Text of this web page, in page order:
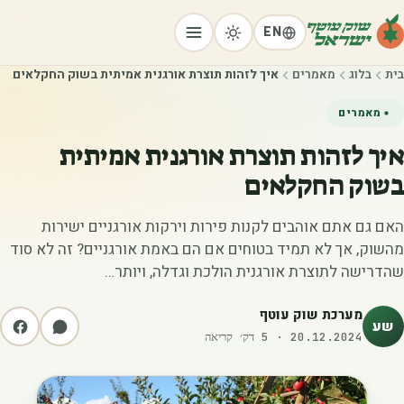
EN
בית בלוג מאמרים איך לזהות תוצרת אורגנית אמיתית בשוק החקלאים
מאמרים
איך לזהות תוצרת אורגנית אמיתית
בשוק החקלאים
האם גם אתם אוהבים לקנות פירות וירקות אורגניים ישירות
מהשוק, אך לא תמיד בטוחים אם הם באמת אורגניים? זה לא סוד
שהדרישה לתוצרת אורגנית הולכת וגדלה, ויותר…
שע מערכת שוק עוטף
20.12.2024
·
5 דק׳ קריאה